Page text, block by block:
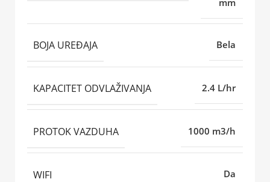
mm
BOJA UREĐAJA Bela
KAPACITET ODVLAŽIVANJA 2.4 L/hr
PROTOK VAZDUHA 1000 m3/h
WIFI Da